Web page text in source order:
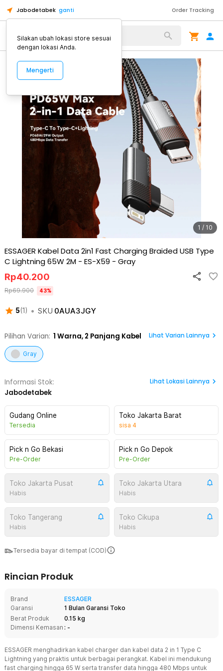
Jabodetabek ganti Order Tracking
Alat Kopi
1 / 10
ESSAGER Kabel Data 2in1 Fast Charging Braided USB Type
C Lightning 65W 2M - ES-X59 - Gray
5(1 ) • SKU 0AUA3JGY
Rp40.200
Rp69.900 43%
Pilihan Varian: 1 Warna, 2 Panjang Kabel Lihat Varian Lainnya
Gray
Informasi Stok:
Jabodetabek
Lihat Lokasi Lainnya
Gudang Online
Tersedia
Toko Jakarta Barat
sisa 4
Pick n Go Bekasi
Pre-Order
Pick n Go Depok
Pre-Order
Toko Jakarta Pusat
Habis
Toko Jakarta Utara
Habis
Toko Tangerang
Habis
Toko Cikupa
Habis
Tersedia bayar di tempat (COD)
Rincian Produk
Brand
ESSAGER
Garansi
1 Bulan Garansi Toko
Berat Produk
0.15 kg
Dimensi Kemasan : -
ESSAGER menghadirkan kabel charger dan kabel data 2 in 1 Type C
Lightning yang praktis untuk berbagai perangkat. Kabel ini mendukung
fast charging hingga 65 W serta transfer data hingga 480 Mbps untuk
Silakan ubah lokasi store sesuai
dengan lokasi Anda.
Mengerti